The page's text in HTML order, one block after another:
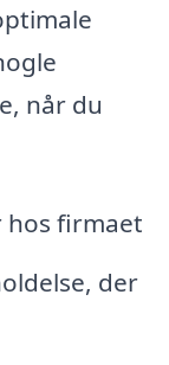
når du
hos firmaet
der